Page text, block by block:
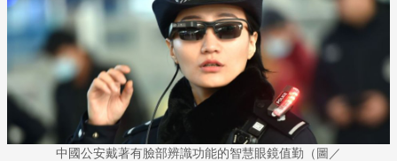
中國公安戴著有臉部辨識功能的智慧眼鏡值勤（圖／